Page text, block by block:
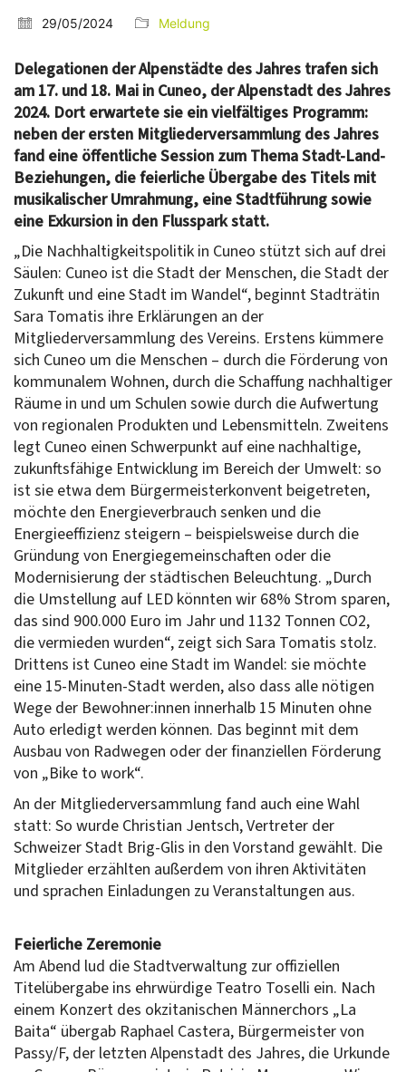
29/05/2024 Meldung
Delegationen der Alpenstädte des Jahres trafen sich
am 17. und 18. Mai in Cuneo, der Alpenstadt des Jahres
2024. Dort erwartete sie ein vielfältiges Programm:
neben der ersten Mitgliederversammlung des Jahres
fand eine öffentliche Session zum Thema Stadt-Land-
Beziehungen, die feierliche Übergabe des Titels mit
musikalischer Umrahmung, eine Stadtführung sowie
eine Exkursion in den Flusspark statt.
„Die Nachhaltigkeitspolitik in Cuneo stützt sich auf drei
Säulen: Cuneo ist die Stadt der Menschen, die Stadt der
Zukunft und eine Stadt im Wandel“, beginnt Stadträtin
Sara Tomatis ihre Erklärungen an der
Mitgliederversammlung des Vereins. Erstens kümmere
sich Cuneo um die Menschen – durch die Förderung von
kommunalem Wohnen, durch die Schaffung nachhaltiger
Räume in und um Schulen sowie durch die Aufwertung
von regionalen Produkten und Lebensmitteln. Zweitens
legt Cuneo einen Schwerpunkt auf eine nachhaltige,
zukunftsfähige Entwicklung im Bereich der Umwelt: so
ist sie etwa dem Bürgermeisterkonvent beigetreten,
möchte den Energieverbrauch senken und die
Energieeffizienz steigern – beispielsweise durch die
Gründung von Energiegemeinschaften oder die
Modernisierung der städtischen Beleuchtung. „Durch
die Umstellung auf LED könnten wir 68% Strom sparen,
das sind 900.000 Euro im Jahr und 1132 Tonnen CO2,
die vermieden wurden“, zeigt sich Sara Tomatis stolz.
Drittens ist Cuneo eine Stadt im Wandel: sie möchte
eine 15-Minuten-Stadt werden, also dass alle nötigen
Wege der Bewohner:innen innerhalb 15 Minuten ohne
Auto erledigt werden können. Das beginnt mit dem
Ausbau von Radwegen oder der finanziellen Förderung
von „Bike to work“.
An der Mitgliederversammlung fand auch eine Wahl
statt: So wurde Christian Jentsch, Vertreter der
Schweizer Stadt Brig-Glis in den Vorstand gewählt. Die
Mitglieder erzählten außerdem von ihren Aktivitäten
und sprachen Einladungen zu Veranstaltungen aus.
Feierliche Zeremonie
Am Abend lud die Stadtverwaltung zur offiziellen
Titelübergabe ins ehrwürdige Teatro Toselli ein. Nach
einem Konzert des okzitanischen Männerchors „La
Baita“ übergab Raphael Castera, Bürgermeister von
Passy/F, der letzten Alpenstadt des Jahres, die Urkunde